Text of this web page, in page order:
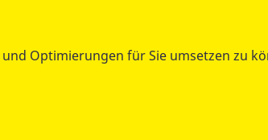
tweet
teilen
Optimierungen für Sie umsetzen zu